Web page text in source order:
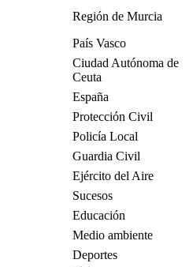
Región de Murcia
País Vasco
Ciudad Autónoma de
Ceuta
España
Protección Civil
Policía Local
Guardia Civil
Ejército del Aire
Sucesos
Educación
Medio ambiente
Deportes